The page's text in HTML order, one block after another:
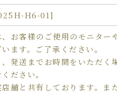
H6-01]
お客様のご使用のモニター
ます。ご了承ください。
発送までお時間をいただく
ださい。
舗と共有しております。ま